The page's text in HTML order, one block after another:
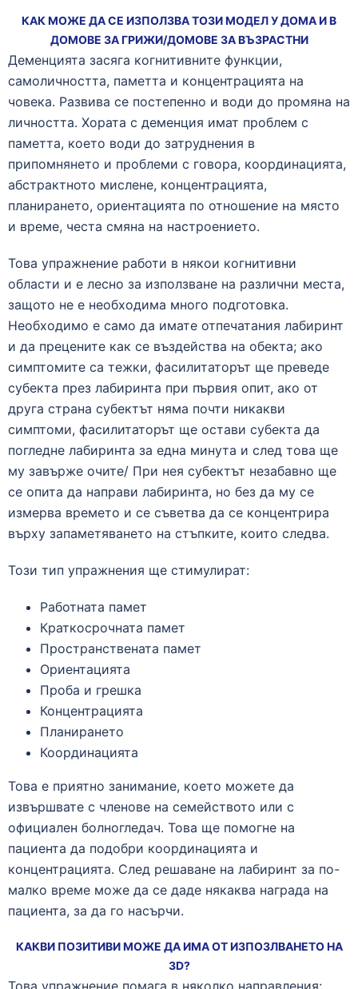
КАК МОЖЕ ДА СЕ ИЗПОЛЗВА ТОЗИ МОДЕЛ У ДОМА И В
ДОМОВЕ ЗА ГРИЖИ/ДОМОВЕ ЗА ВЪЗРАСТНИ
Деменцията засяга когнитивните функции,
самоличността, паметта и концентрацията на
човека. Развива се постепенно и води до промяна на
личността. Хората с деменция имат проблем с
паметта, което води до затруднения в
припомнянето и проблеми с говора, координацията,
абстрактното мислене, концентрацията,
планирането, ориентацията по отношение на място
и време, честа смяна на настроението.
Това упражнение работи в някои когнитивни
области и е лесно за използване на различни места,
защото не е необходима много подготовка.
Необходимо е само да имате отпечатания лабиринт
и да прецените как се въздейства на обекта; ако
симптомите са тежки, фасилитаторът ще преведе
субекта през лабиринта при първия опит, ако от
друга страна субектът няма почти никакви
симптоми, фасилитаторът ще остави субекта да
погледне лабиринта за една минута и след това ще
му завърже очите/ При нея субектът незабавно ще
се опита да направи лабиринта, но без да му се
измерва времето и се съветва да се концентрира
върху запаметяването на стъпките, които следва.
Този тип упражнения ще стимулират:
Работната памет
Краткосрочната памет
Пространствената памет
Ориентацията
Проба и грешка
Концентрацията
Планирането
Координацията
Това е приятно занимание, което можете да
извършвате с членове на семейството или с
официален болногледач. Това ще помогне на
пациента да подобри координацията и
концентрацията. След решаване на лабиринт за по-
малко време може да се даде някаква награда на
пациента, за да го насърчи.
КАКВИ ПОЗИТИВИ МОЖЕ ДА ИМА ОТ ИЗПОЗЛВАНЕТО НА
3D?
Това упражнение помага в няколко направления: